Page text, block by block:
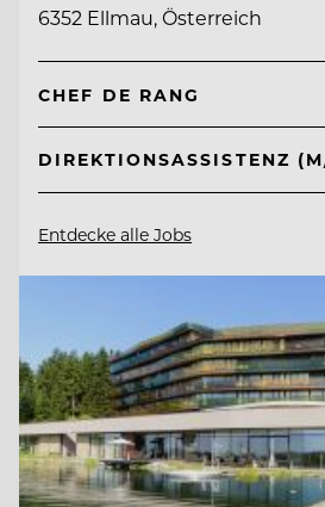
6352 Ellmau, Österreich
CHEF DE RANG
DIREKTIONSASSISTENZ
Entdecke alle Jobs